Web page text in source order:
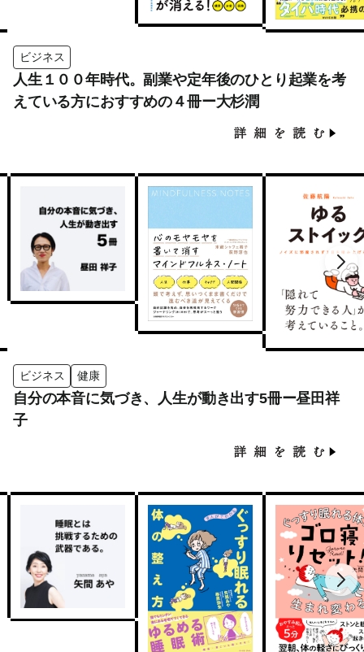
ビジネス
人生１００年時代。副業や定年後のひとり起業を考
えている方におすすめの４冊ー大杉潤
ビジネス 健康
自分の本音に気づき、人生が動き出す5冊ー昼田祥
子